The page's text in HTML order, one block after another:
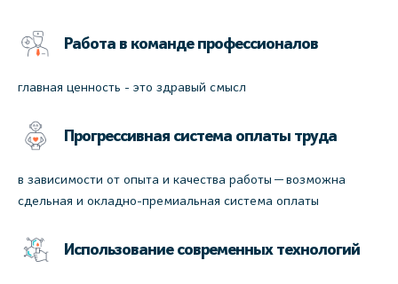
Работа в команде профессионалов
главная ценность - это здравый смысл
Прогрессивная система оплаты труда
в зависимости от опыта и качества работы — возможна
сдельная и окладно-премиальная система оплаты
Использование современных технологий